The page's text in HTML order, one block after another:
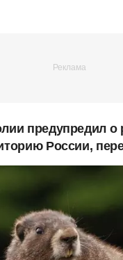
предупредил о
России,